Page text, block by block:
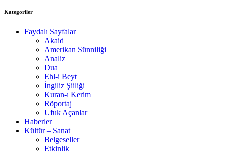
Kategoriler
Faydalı Sayfalar
Akaid
Amerikan Sünniliği
Analiz
Dua
Ehl-i Beyt
İngiliz Şiiliği
Kuran-ı Kerim
Röportaj
Ufuk Açanlar
Haberler
Kültür – Sanat
Belgeseller
Etkinlik